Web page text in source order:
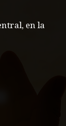
en la